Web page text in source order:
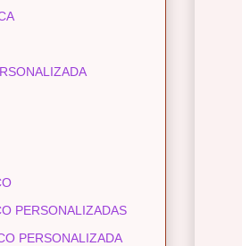
PERSONALIZADAS
PERSONALIZADA